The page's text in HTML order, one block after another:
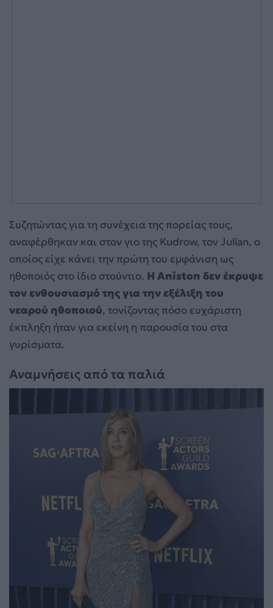
Συζητώντας για τη συνέχεια της πορείας τους,
αναφέρθηκαν και στον γιο της Kudrow, τον Julian, ο
οποίος είχε κάνει την πρώτη του εμφάνιση ως
ηθοποιός στο ίδιο στούντιο. Η Aniston δεν έκρυψε
τον ενθουσιασμό της για την εξέλιξη του
νεαρού ηθοποιού, τονίζοντας πόσο ευχάριστη
έκπληξη ήταν για εκείνη η παρουσία του στα
γυρίσματα.
Αναμνήσεις από τα παλιά